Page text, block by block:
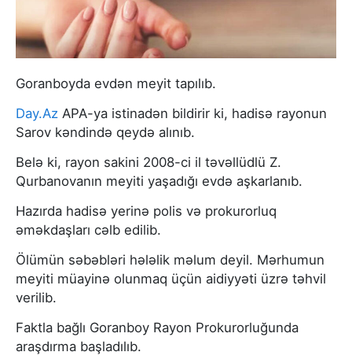
Goranboyda evdən meyit tapılıb.
Day.Az APA-ya istinadən bildirir ki, hadisə rayonun
Sarov kəndində qeydə alınıb.
Belə ki, rayon sakini 2008-ci il təvəllüdlü Z.
Qurbanovanın meyiti yaşadığı evdə aşkarlanıb.
Hazırda hadisə yerinə polis və prokurorluq
əməkdaşları cəlb edilib.
Ölümün səbəbləri hələlik məlum deyil. Mərhumun
meyiti müayinə olunmaq üçün aidiyyəti üzrə təhvil
verilib.
Faktla bağlı Goranboy Rayon Prokurorluğunda
araşdırma başladılıb.